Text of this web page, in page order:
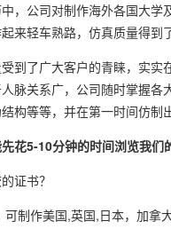
，公司对制作海外各国大
来轻车熟路，仿真质量得到
了广大客户的青睐，实实
脉关系广，公司随时掌握
构等等，并在第一时间仿制
花5-10分钟的时间浏览我
证书？
制作美国,英国,日本，加拿